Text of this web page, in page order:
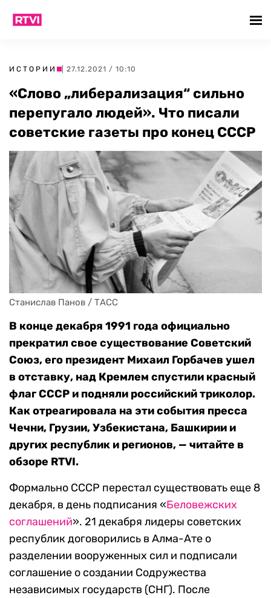
ИСТОРИИ | 27.12.2021 / 10:10
«Слово „либерализация“ сильно
перепугало людей». Что писали
советские газеты про конец СССР
Станислав Панов / ТАСС
В конце декабря 1991 года официально
прекратил свое существование Советский
Союз, его президент Михаил Горбачев ушел
в отставку, над Кремлем спустили красный
флаг СССР и подняли российский триколор.
Как отреагировала на эти события пресса
Чечни, Грузии, Узбекистана, Башкирии и
других республик и регионов, — читайте в
обзоре RTVI.
Формально СССР перестал существовать еще 8
декабря, в день подписания «Беловежских
соглашений». 21 декабря лидеры советских
республик договорились в Алма-Ате о
разделении вооруженных сил и подписали
соглашение о создании Содружества
независимых государств (СНГ). После